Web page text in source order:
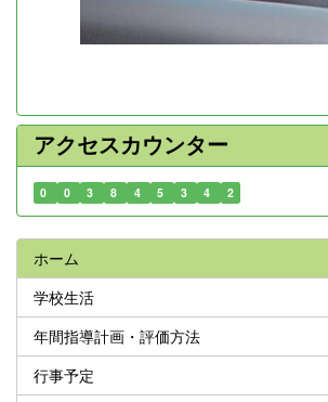
アクセスカウンター
0 0 3 8 4 5 3 4 2
ホーム
学校生活
年間指導計画・評価方法
行事予定